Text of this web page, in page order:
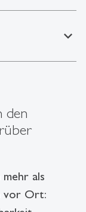
expand_less
den
als
vor Ort: